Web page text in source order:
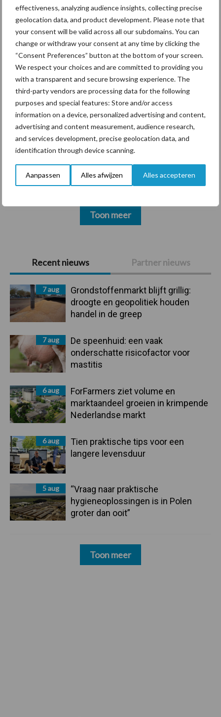
effectiveness, analyzing audience insights, collecting precise
geolocation data, and product development. Please note that
your consent will be valid across all our subdomains. You can
change or withdraw your consent at any time by clicking the
“Consent Preferences” button at the bottom of your screen.
We respect your choices and are committed to providing you
with a transparent and secure browsing experience. The
third-party vendors are processing data for the following
purposes and special features: Store and/or access
information on a device, personalized advertising and content,
advertising and content measurement, audience research,
and services development, precise geolocation data, and
identification through device scanning.
Aanpassen Alles afwijzen Alles accepteren
Primaire
Sidebar
Recent nieuws Partner nieuws
7 aug
Grondstoffenmarkt blijft grillig:
droogte en geopolitiek houden
handel in de greep
7 aug
De speenhuid: een vaak
onderschatte risicofactor voor
mastitis
6 aug
ForFarmers ziet volume en
marktaandeel groeien in krimpende
Nederlandse markt
6 aug
Tien praktische tips voor een
langere levensduur
5 aug
“Vraag naar praktische
hygieneoplossingen is in Polen
groter dan ooit”
Toon meer
ForFarmers ziet volume en
marktaandeel groeien in
markt
Diergezondheid Bemesting Fokkerij
Mastitis Hittestress
Toon meer